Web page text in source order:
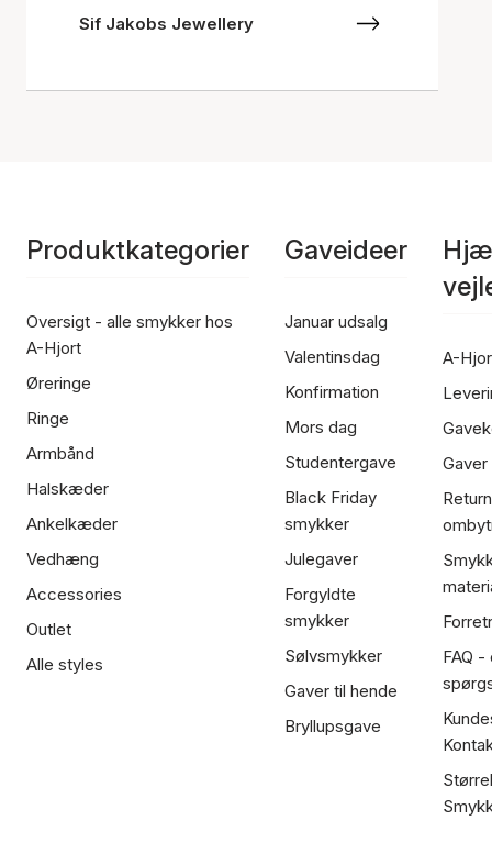
Sif Jakobs Jewellery
Produktkategorier
Oversigt - alle smykker hos
A-Hjort
Øreringe
Ringe
Armbånd
Halskæder
Ankelkæder
Vedhæng
Accessories
Outlet
Alle styles
Gaveideer
Januar udsalg
Valentinsdag
Konfirmation
Mors dag
Studentergave
Black Friday
smykker
Julegaver
Forgyldte
smykker
Sølvsmykker
Gaver til hende
Bryllupsgave
A-
FAQ